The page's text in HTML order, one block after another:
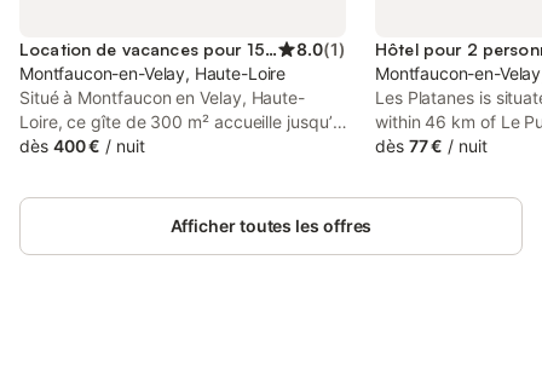
Location de vacances pour 15 personnes 8.0(1)
Montfaucon-en-Velay, Haute-Loire
Situé à Montfaucon en Velay, Haute-
Loire, ce gîte de 300 m² accueille jusqu’à
15 personnes dans 5 chambres et 5
cuisine entièrement équipée, du Wi-Fi,
d’un lave-linge et du chauffage par la
dès 400 € / nuit
Hôtel pour 2
Montfaucon-en-
Les Platanes is
within 46 km of Le
km of Cité du
Etienne, 44 km from
dès 77 € / nuit
Afficher toutes les offres